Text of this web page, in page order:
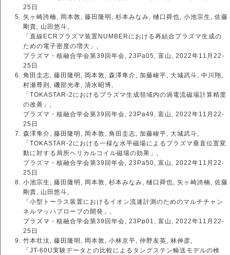
25日
矢ヶ崎誇楠, 岡本敦, 藤田隆明, 杉本みなみ, 樋口舜也, 小池宗生, 佐藤
剛貴, 山田悠斗,
「直線ECRプラズマ装置NUMBERにおける再結合プラズマ生成の
ための電子密度の増大」,
プラズマ・核融合学会第39回年会, 23Pa05, 富山, 2022年11月22-
25日
角田圭志, 藤田隆明, 岡本敦, 森澤隼介, 加藤峻平, 大城武斗, 中川翔,
村瀬尊則, 磯部光孝, 清水昭博,
「TOKASTAR-2におけるプラズマ生成領域内の渦電流磁場計算精度
の改善」,
プラズマ・核融合学会第39回年会, 23Pa49, 富山, 2022年11月22-
25日
森澤隼介, 藤田隆明, 岡本敦, 角田圭志, 加藤峻平, 大城武斗,
「TOKASTAR-2における一様な水平磁場によるプラズマ垂直位置変
動に対する局所ヘリカルコイル磁場の効果」,
プラズマ・核融合学会第39回年会, 23Pa50, 富山, 2022年11月22-
25日
小池宗生, 藤田隆明, 岡本敦, 杉本みなみ, 樋口舜也, 矢ヶ崎誇楠, 佐藤
剛貴, 山田悠斗,
「小型トーラス装置におけるイオン流速計測のためのマルチチャン
ネルマッハプローブの開発」,
プラズマ・核融合学会第39回年会, 23Pp01, 富山, 2022年11月22-
25日
竹本壮汰, 藤田隆明, 岡本敦, 小林京平, 仲野友英, 林伸彦,
「JT-60U実験データとの比較によるタングステン輸送モデルの検